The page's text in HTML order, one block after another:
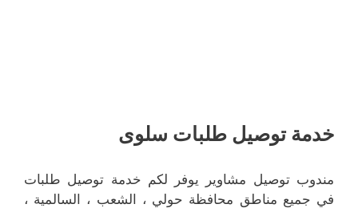
خدمة توصيل طلبات سلوى
مندوب توصيل مشاوير يوفر لكم خدمة توصيل طلبات
في جميع مناطق محافظة حولي ، الشعب ، السالمية ،